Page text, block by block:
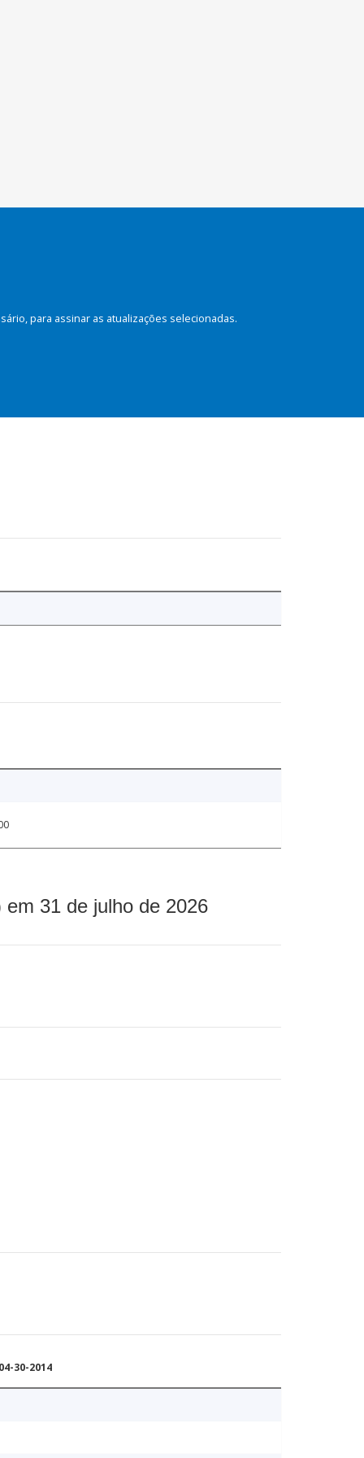
para assinar as atualizações selecionadas.
31 de julho de 2026
30-2014